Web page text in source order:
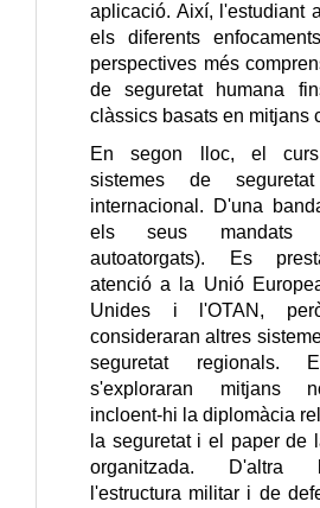
aplicació. Així, l'estudiant
els diferents
perspectives més
de seguretat humana
clàssics basats en mitjans
En segon lloc, el
sistemes de
internacional. D'una
els seus mandats
autoatorgats). Es
atenció a la Unió
Unides i l'OTAN,
consideraran altres
seguretat regionals.
s'exploraran mitjans
incloent-hi la diplomàcia
la seguretat i el paper de
organitzada. D'altra
l'estructura militar i de